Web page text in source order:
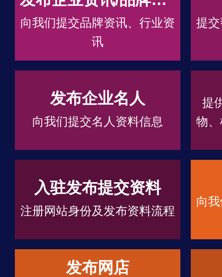
向我们提交品牌资讯、行业资
讯
提
发布企业名人
向我们提交名人资料信息
提
物
入驻发布提交资料
注册网站身份及发布资料流程
向
发布网店